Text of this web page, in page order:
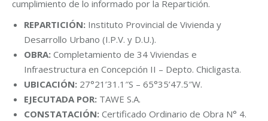
cumplimiento de lo informado por la Repartición.
REPARTICIÓN: Instituto Provincial de Vivienda y
Desarrollo Urbano (I.P.V. y D.U.).
OBRA: Completamiento de 34 Viviendas e
Infraestructura en Concepción II – Depto. Chicligasta.
UBICACIÓN: 27°21’31.1″S – 65°35’47.5″W.
EJECUTADA POR: TAWE S.A.
CONSTATACIÓN: Certificado Ordinario de Obra N° 4.